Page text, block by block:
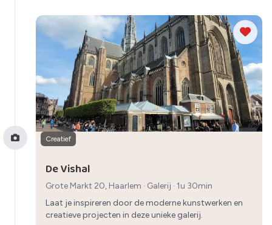
Creatief
De Vishal
Grote Markt 20, Haarlem · Galerij · 1u 30min
Laat je inspireren door de moderne kunstwerken en
creatieve projecten in deze unieke galerij.